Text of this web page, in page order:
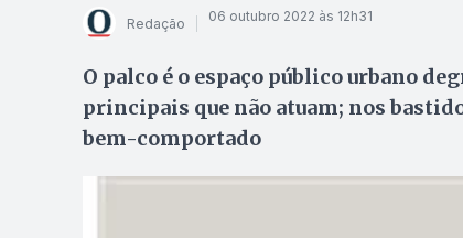
Redação 06 outubro 2022 às 12h31
O palco é o espaço público urbano
principais que não atuam; nos
bem-comportado